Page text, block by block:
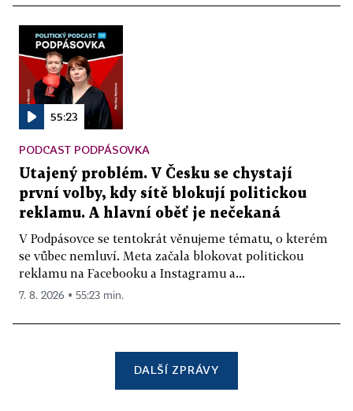
55:23
PODCAST PODPÁSOVKA
Utajený problém. V Česku se chystají
první volby, kdy sítě blokují politickou
reklamu. A hlavní oběť je nečekaná
V Podpásovce se tentokrát věnujeme tématu, o kterém
se vůbec nemluví. Meta začala blokovat politickou
reklamu na Facebooku a Instagramu a...
7. 8. 2026 ▪ 55:23 min.
DALŠÍ ZPRÁVY